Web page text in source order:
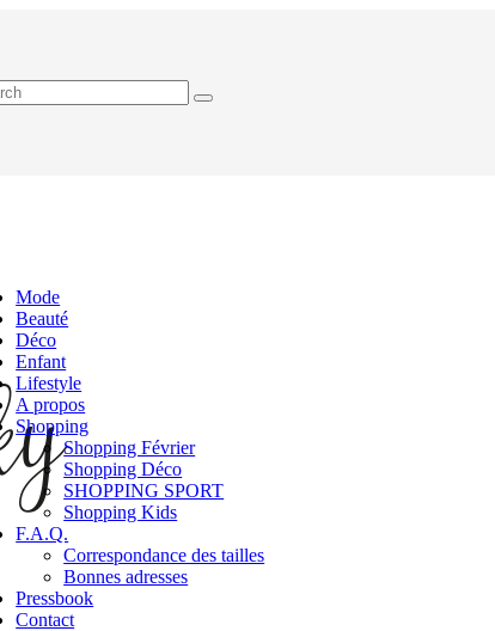
Mode
Beauté
Déco
Enfant
Lifestyle
A propos
Shopping
Shopping Février
Shopping Déco
SHOPPING SPORT
Shopping Kids
F.A.Q.
Correspondance des tailles
Bonnes adresses
Pressbook
Contact